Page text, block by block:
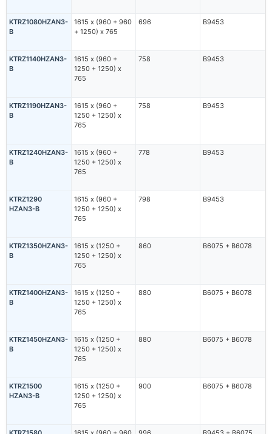
KTRZ1080HZAN3-
B
1615 х (960 + 960
+ 1250) х 765
696 В9453
KTRZ1140HZAN3-
B
1615 х (960 +
1250 + 1250) х
765
758 В9453
KTRZ1190HZAN3-
B
1615 х (960 +
1250 + 1250) х
765
758 В9453
KTRZ1240HZAN3-
B
1615 х (960 +
1250 + 1250) х
765
778 В9453
KTRZ1290
HZAN3-B
1615 х (960 +
1250 + 1250) х
765
798 В9453
KTRZ1350HZAN3-
B
1615 х (1250 +
1250 + 1250) х
765
860 В6075 + В6078
KTRZ1400HZAN3-
B
1615 х (1250 +
1250 + 1250) х
765
880 В6075 + В6078
KTRZ1450HZAN3-
B
1615 х (1250 +
1250 + 1250) х
765
880 В6075 + В6078
KTRZ1500
HZAN3-B
1615 х (1250 +
1250 + 1250) х
765
900 В6075 + В6078